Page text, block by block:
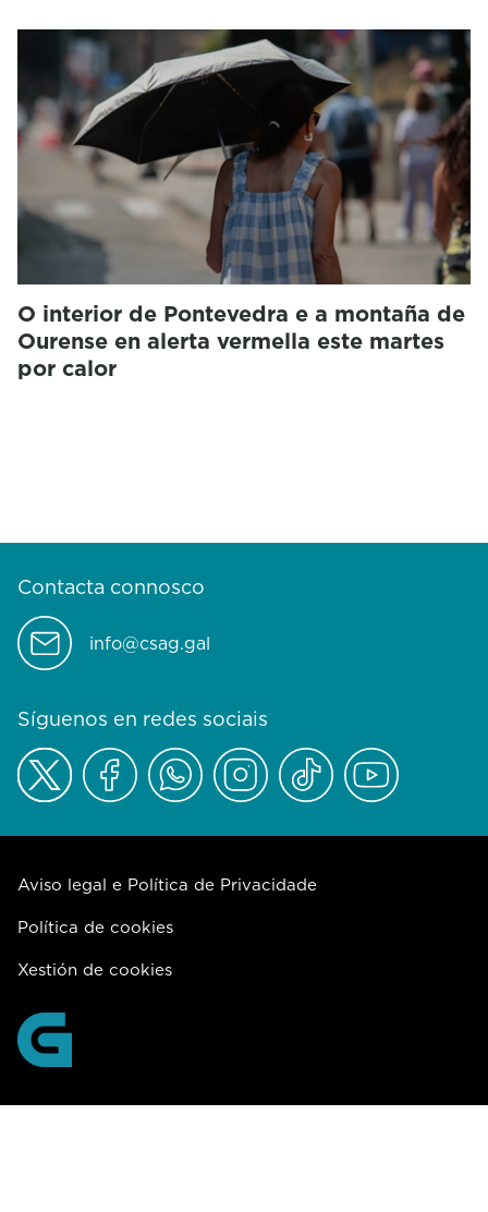
O interior de Pontevedra e a montaña de
Ourense en alerta vermella este martes
por calor
Contacta connosco
info@csag.gal
Síguenos en redes sociais
Aviso legal e Política de Privacidade
Política de cookies
Xestión de cookies